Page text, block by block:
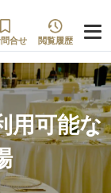
合せ 閲覧履歴
用可能な